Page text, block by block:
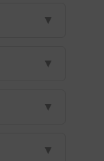
▼
▼
▼
▼